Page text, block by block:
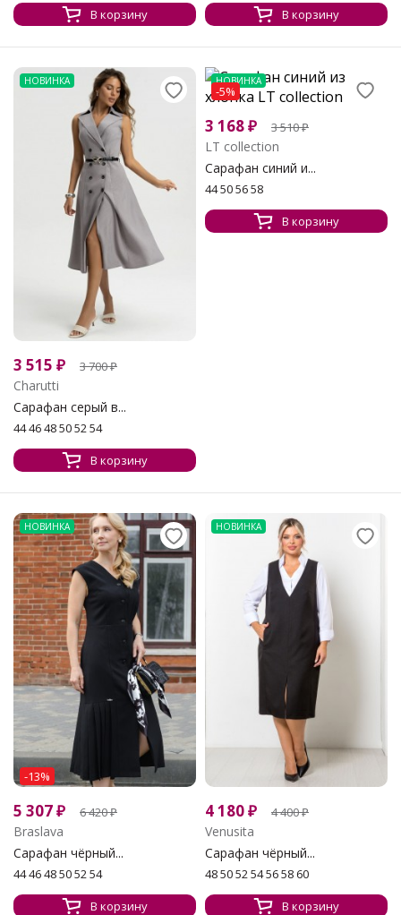
В корзину
В корзину
НОВИНКА
3 515 ₽ 3 700₽
Charutti
Сарафан серый в...
44 46 48 50 52 54
В корзину
НОВИНКА
-5%
3 168₽ 3 510₽
LT collection
Сарафан синий и...
44 50 56 58
В корзину
НОВИНКА
-13%
5 307₽ 6 420₽
Braslava
Сарафан чёрный...
44 46 48 50 52 54
В корзину
НОВИНКА
4 180₽ 4 400₽
Venusita
Сарафан чёрный...
48 50 52 54 56 58 60
В корзину